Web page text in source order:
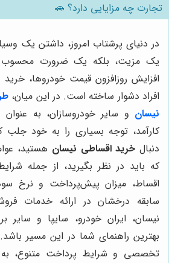
تجارت چه مزایایی دارد؟ 🚗
در دنیای پرشتاب امروز، داشتن یک
یک مزیت، بلکه یک ضرورت محسوب
افزایش روزافزون قیمت خودروها، خرید
افراد دشوار ساخته است. در این میان،
نیسان و سایر خودروسازان، به
کارآمد، توجه بسیاری را به خود جلب
دنبال خرید اقساطی نیسان هستید،
که باید در نظر بگیرید، از جمله
اقساط، میزان پیش‌پرداخت و نرخ
سابقه درخشان در ارائه خدمات
نیسان، ایران خودرو، سایپا و سایر
بهترین راهنمای شما در این مسیر
تخصصی و شرایط پرداخت متنوع،